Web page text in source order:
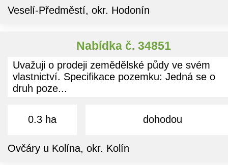
Veselí-Předměstí, okr. Hodonín
Nabídka č. 34851
Uvažuji o prodeji zemědělské půdy ve svém
vlastnictví. Specifikace pozemku: Jedná se o
druh poze...
0.3 ha dohodou
Ovčáry u Kolína, okr. Kolín